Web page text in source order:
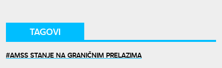
TAGOVI
AMSS STANJE NA GRANIČNIM PRELAZIMA